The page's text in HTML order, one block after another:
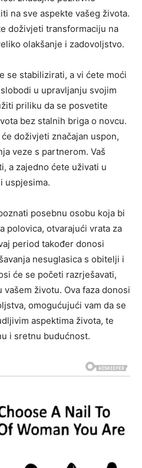
na sve aspekte vašeg života.
doživjeti transformaciju na
olakšanje i zadovoljstvo.
se stabilizirati, a vi ćete moći
u upravljanju svojim
priliku da se posvetite
bez stalnih briga o novcu.
doživjeti značajan uspon,
veze s partnerom. Vaš
a zajedno ćete uživati u
uspjesima.
posebnu osobu koja bi
polovica, otvarajući vrata za
period također donosi
nesuglasica s obitelji i
će se početi razrješavati,
životu. Ova faza donosi
omogućujući vam da se
aspektima života, te
i sretnu budućnost.